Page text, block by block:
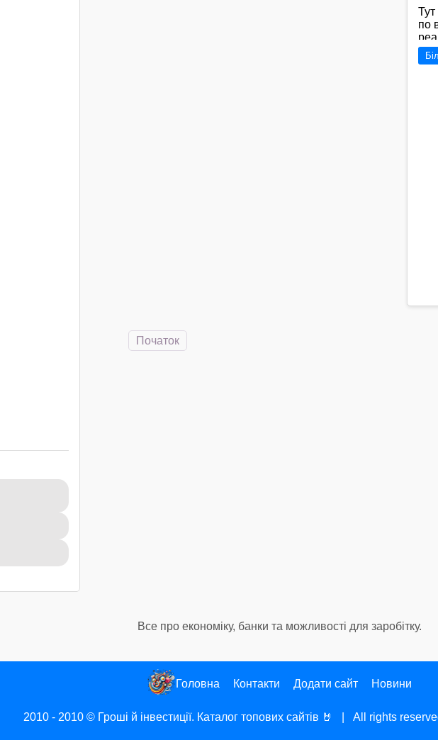
по
Початок
Все про економіку, банки та можливості для заробітку.
Головна Контакти Додати сайт Новини
2010 - 2010 © Гроші й інвестиції. Каталог топових сайтів 🤘 | All rights